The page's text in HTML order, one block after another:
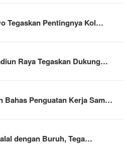
Tegaskan Pentingnya Kol…
Raya Tegaskan Dukung…
Bahas Penguatan Kerja Sam…
dengan Buruh, Tega…